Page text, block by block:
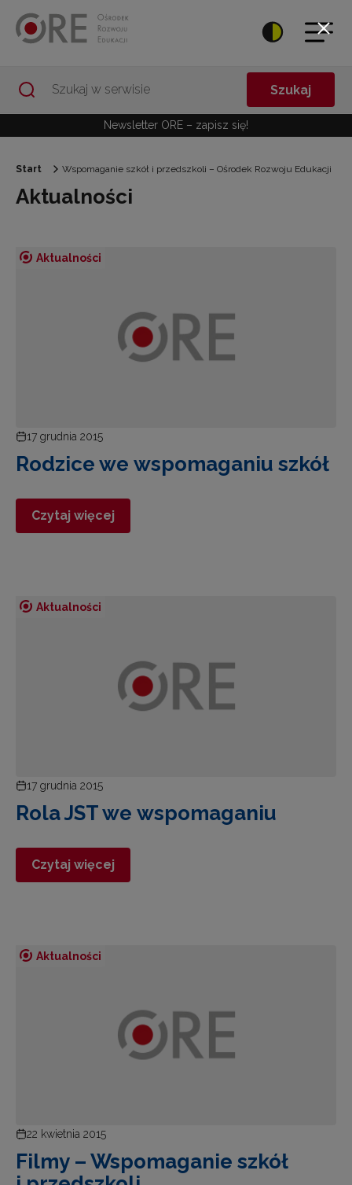
Szukaj
Newsletter ORE – zapisz się!
Start Wspomaganie szkół i przedszkoli – Ośrodek Rozwoju Edukacji
Aktualności
Aktualności
17 grudnia 2015
Rodzice we wspomaganiu szkół
Czytaj więcej
Aktualności
17 grudnia 2015
Rola JST we wspomaganiu
Czytaj więcej
Aktualności
22 kwietnia 2015
Filmy – Wspomaganie szkół